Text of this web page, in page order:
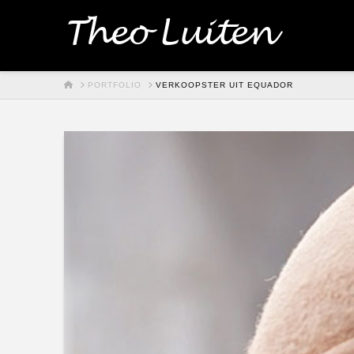
Theo Luiten
HOMEPORTFOLIO VERKOOPSTER UIT EQUADOR